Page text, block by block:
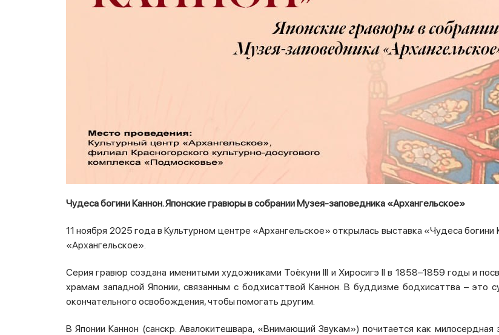
Чудеса богини Каннон. Японские гравюры в собрании Музея-заповедника «Архангельское»
11 ноября 2025 года в Культурном центре «Архангельское» открылась выставка «Чудеса
«Архангельское».
Серия гравюр создана именитыми художниками Тоёкуни III и Хиросигэ II в 1858–1859 годы и
храмам западной Японии, связанным с бодхисаттвой Каннон. В буддизме бодхисаттва – это
окончательного освобождения, чтобы помогать другим.
В Японии Каннон (санскр. Авалокитешвара, «Внимающий Звукам») почитается как